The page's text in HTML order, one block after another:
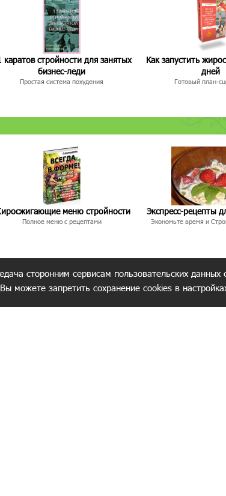
каратов стройности для занятых
бизнес-леди
Простая система похудения
Как запустить
дней
Готовый план-
меню стройности
Полное меню с рецептами
Экспресс-рецепты
Экономьте время и
сторонним сервисам пользовательских
можете запретить сохранение cookies в